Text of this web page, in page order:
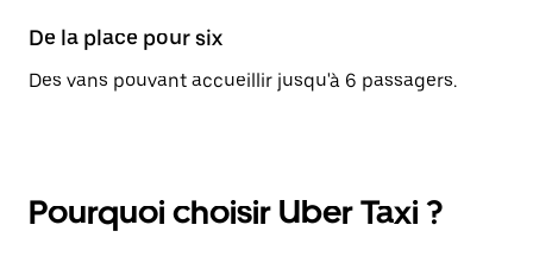
De la place pour six
Des vans pouvant accueillir jusqu'à 6 passagers.
Pourquoi choisir Uber Taxi ?